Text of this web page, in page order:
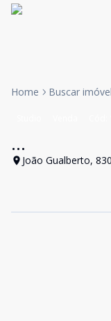
Home Buscar imóvel
...
João Gualberto,